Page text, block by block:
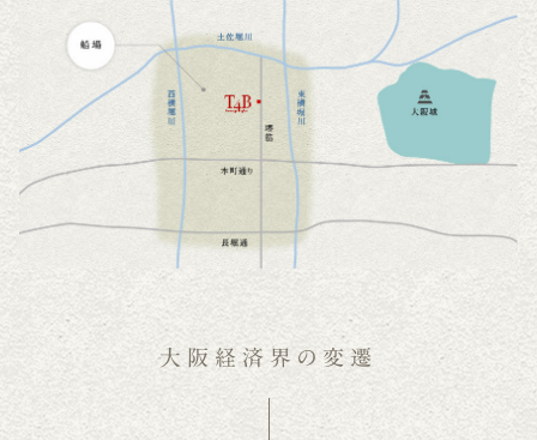
大阪経済界の変遷